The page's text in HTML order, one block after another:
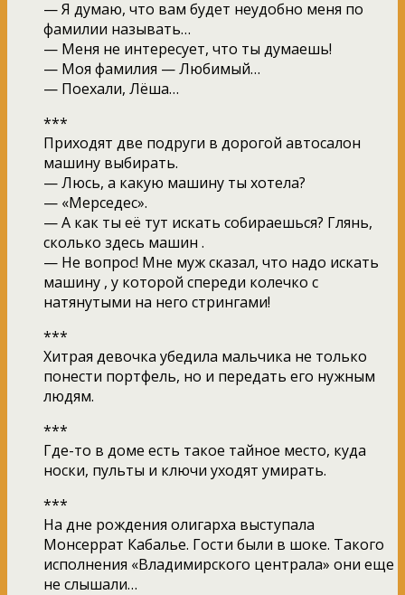
— Я думаю, что вам будет неудобно меня по
фамилии называть…
— Меня не интересует, что ты думаешь!
— Моя фамилия — Любимый…
— Поехали, Лёша…
***
Приходят две подруги в дорогой автосалон
машину выбирать.
— Люсь, а какую машину ты хотела?
— «Мерседес».
— А как ты её тут искать собираешься? Глянь,
сколько здесь машин .
— Не вопрос! Мне муж сказал, что надо искать
машину , у которой спереди колечко с
натянутыми на него стрингами!
***
Хитрая девочка убедила мальчика не только
понести портфель, но и передать его нужным
людям.
***
Где-то в доме есть такое тайное место, куда
носки, пульты и ключи уходят умирать.
***
На дне рождения олигарха выступала
Монсеррат Кабалье. Гости были в шоке. Такого
исполнения «Владимирского централа» они еще
не слышали…